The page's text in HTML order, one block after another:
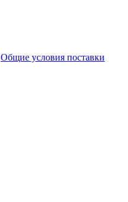
Общие условия поставки